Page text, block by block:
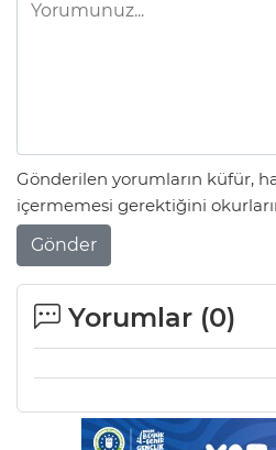
Gönderilen yorumların küfür,
içermemesi gerektiğini
Gönder
Yorumlar (0)